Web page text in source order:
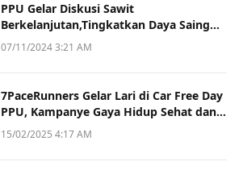
PPU Gelar Diskusi Sawit
Berkelanjutan,Tingkatkan Daya Saing
dan Kualitas
07/11/2024 3:21 AM
7PaceRunners Gelar Lari di Car Free Day
PPU, Kampanye Gaya Hidup Sehat dan
Dukung UMKM
15/02/2025 4:17 AM